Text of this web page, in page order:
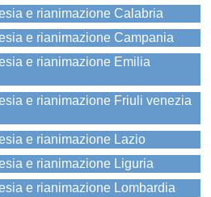
e rianimazione Calabria
e rianimazione Campania
e rianimazione Emilia
e rianimazione Friuli venezia
e rianimazione Lazio
e rianimazione Liguria
e rianimazione Lombardia